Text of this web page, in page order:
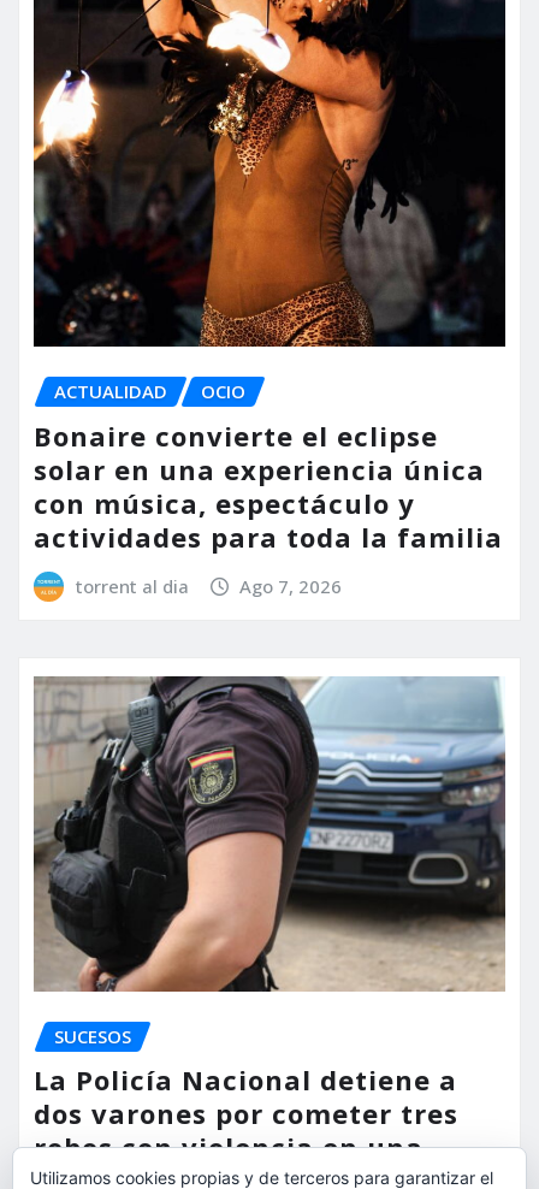
ACTUALIDAD OCIO
Bonaire convierte el eclipse
solar en una experiencia única
con música, espectáculo y
actividades para toda la familia
torrent al dia Ago 7, 2026
SUCESOS
La Policía Nacional detiene a
dos varones por cometer tres
robos con violencia en una
misma mañana
Utilizamos cookies propias y de terceros para garantizar el